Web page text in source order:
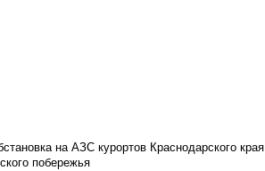
на АЗС курортов Краснодарского края
побережья